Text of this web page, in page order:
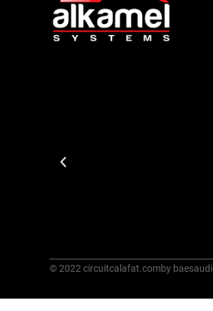
© 2022 circuitcalafat.comby